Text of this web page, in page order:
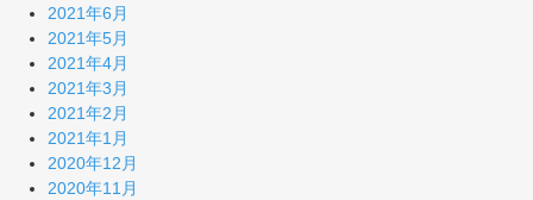
2021年6月
2021年5月
2021年4月
2021年3月
2021年2月
2021年1月
2020年12月
2020年11月